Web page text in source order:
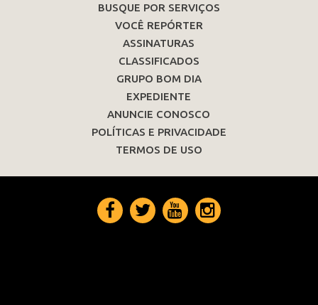
BUSQUE POR SERVIÇOS
VOCÊ REPÓRTER
ASSINATURAS
CLASSIFICADOS
GRUPO BOM DIA
EXPEDIENTE
ANUNCIE CONOSCO
POLÍTICAS E PRIVACIDADE
TERMOS DE USO